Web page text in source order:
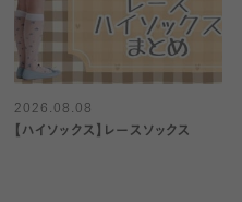
2026.08.08
【ハイソックス】レースソックス